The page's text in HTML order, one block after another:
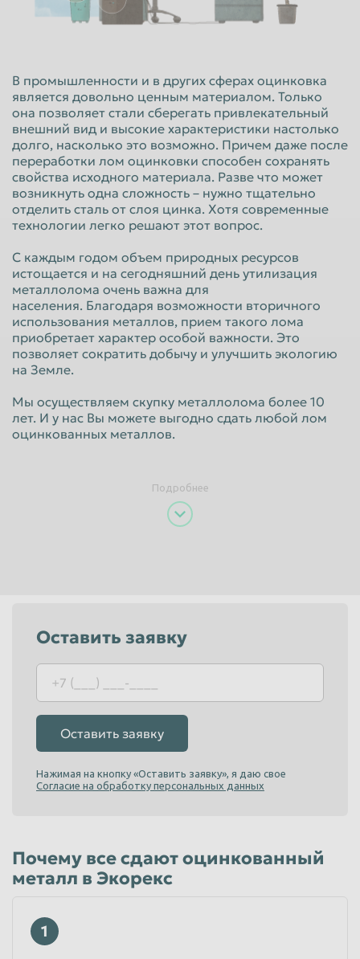
Красноярск
Махачкала Миасс
Москва Мурманск
Набережные Челны
Нальчик Нижневартовск
Нижнекамск Нижний Новгород
Новосибирск
Новочеркасск Норильск
Омск Орёл
Оренбург Орск
Петрозаводск Петропавловск-Камчатский
Подольск
Рязань
Самара
Смоленск
Ставрополь Старый Оскол
Стерлитамак
Сызрань
Таганрог
Тверь Тольятти
Ульяновск Уссурийск
Уфа
Химки
Челябинск
В промышленности и в других сферах оцинковка
является довольно ценным материалом. Только
она позволяет стали сберегать привлекательный
внешний вид и высокие характеристики настолько
долго, насколько это возможно. Причем даже после
переработки лом оцинковки способен сохранять
свойства исходного материала. Разве что может
возникнуть одна сложность – нужно тщательно
отделить сталь от слоя цинка. Хотя современные
технологии легко решают этот вопрос.
С каждым годом объем природных ресурсов
истощается и на сегодняшний день утилизация
металлолома очень важна для
населения. Благодаря возможности вторичного
использования металлов, прием такого лома
приобретает характер особой важности. Это
позволяет сократить добычу и улучшить экологию
на Земле.
Мы осуществляем скупку металлолома более 10
лет. И у нас Вы можете выгодно сдать любой лом
оцинкованных металлов.
Подробнее
Оставить заявку
Оставить заявку
Нажимая на кнопку «Оставить заявку», я даю свое
Согласие на обработку персональных данных
Почему все сдают оцинкованный
металл в Экорекс
1